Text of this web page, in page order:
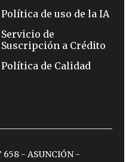
Política de uso de la IA
Servicio de
Suscripción a Crédito
Política de Calidad
658 - ASUNCIÓN -